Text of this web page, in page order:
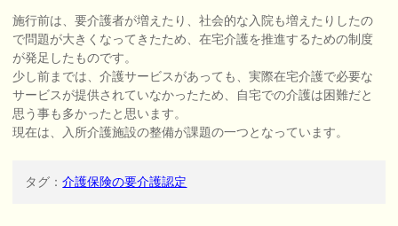
施行前は、要介護者が増えたり、社会的な入院も増えたりしたの
で問題が大きくなってきたため、在宅介護を推進するための制度
が発足したものです。
少し前までは、介護サービスがあっても、実際在宅介護で必要な
サービスが提供されていなかったため、自宅での介護は困難だと
思う事も多かったと思います。
現在は、入所介護施設の整備が課題の一つとなっています。
タグ：介護保険の要介護認定